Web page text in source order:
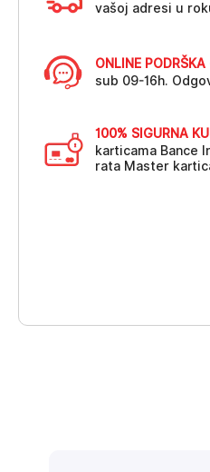
vašoj adresi u
ONLINE PODRŠKA
sub 09-16h.
100% SIGURNA
karticama Bance
rata Master